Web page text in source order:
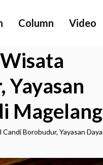
Column Video
Magelang
Borobudur, Yayasan Daya